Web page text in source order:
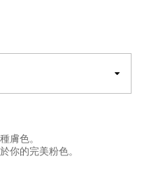
膚色。
你的完美粉色。